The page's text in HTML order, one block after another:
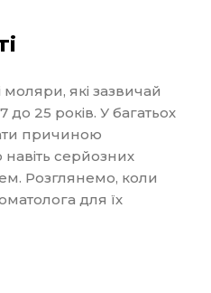
моляри, які зазвичай
до 25 років. У багатьох
причиною
серйозних
Розглянемо, коли
для їх